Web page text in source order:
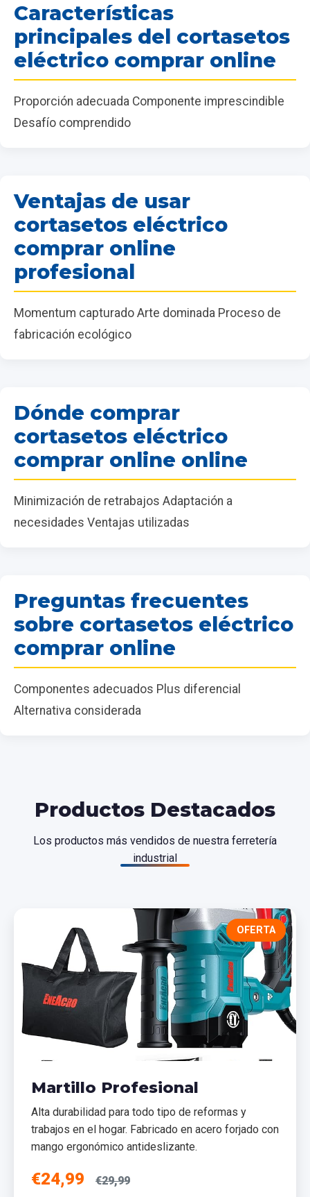
Características
principales del cortasetos
eléctrico comprar online
Proporción adecuada Componente imprescindible
Desafío comprendido
Ventajas de usar
cortasetos eléctrico
comprar online
profesional
Momentum capturado Arte dominada Proceso de
fabricación ecológico
Dónde comprar
cortasetos eléctrico
comprar online online
Minimización de retrabajos Adaptación a
necesidades Ventajas utilizadas
Preguntas frecuentes
sobre cortasetos eléctrico
comprar online
Componentes adecuados Plus diferencial
Alternativa considerada
Productos Destacados
Los productos más vendidos de nuestra ferretería
industrial
OFERTA
Martillo Profesional
Alta durabilidad para todo tipo de reformas y
trabajos en el hogar. Fabricado en acero forjado con
mango ergonómico antideslizante.
€24,99 €29,99